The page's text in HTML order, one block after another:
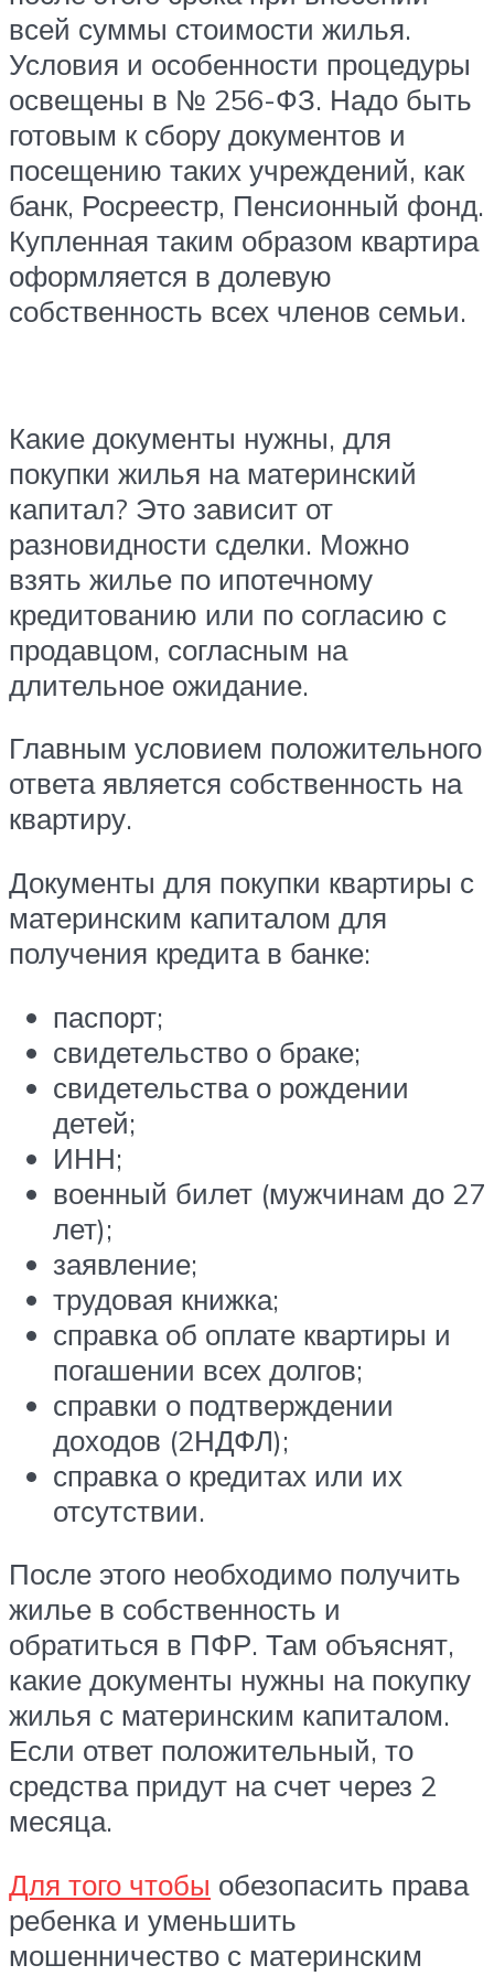
всей суммы стоимости жилья.
Условия и особенности процедуры
освещены в № 256-ФЗ. Надо быть
готовым к сбору документов и
посещению таких учреждений, как
банк, Росреестр, Пенсионный фонд.
Купленная таким образом квартира
оформляется в долевую
собственность всех членов семьи.
Какие документы нужны, для
покупки жилья на материнский
капитал? Это зависит от
разновидности сделки. Можно
взять жилье по ипотечному
кредитованию или по согласию с
продавцом, согласным на
длительное ожидание.
Главным условием положительного
ответа является собственность на
квартиру.
Документы для покупки квартиры с
материнским капиталом для
получения кредита в банке:
паспорт;
свидетельство о браке;
свидетельства о рождении
детей;
ИНН;
военный билет (мужчинам до 27
лет);
заявление;
трудовая книжка;
справка об оплате квартиры и
погашении всех долгов;
справки о подтверждении
доходов (2НДФЛ);
справка о кредитах или их
отсутствии.
После этого необходимо получить
жилье в собственность и
обратиться в ПФР. Там объяснят,
какие документы нужны на покупку
жилья с материнским капиталом.
Если ответ положительный, то
средства придут на счет через 2
месяца.
Для того чтобы обезопасить права
ребенка и уменьшить
мошенничество с материнским